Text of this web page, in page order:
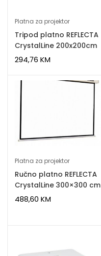
Platna za projektor
Tripod platno REFLECTA
CrystalLine 200x200cm
294,76 KM
Platna za projektor
Ručno platno REFLECTA
CrystalLine 300×300 cm
488,60 KM